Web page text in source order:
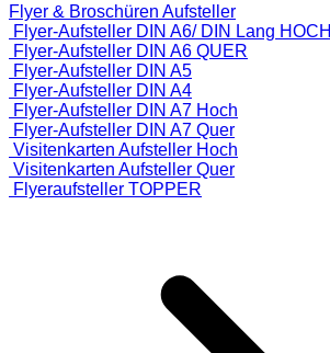
Flyer & Broschüren Aufsteller
Flyer-Aufsteller DIN A6/ DIN Lang HOCH
Flyer-Aufsteller DIN A6 QUER
Flyer-Aufsteller DIN A5
Flyer-Aufsteller DIN A4
Flyer-Aufsteller DIN A7 Hoch
Flyer-Aufsteller DIN A7 Quer
Visitenkarten Aufsteller Hoch
Visitenkarten Aufsteller Quer
Flyeraufsteller TOPPER